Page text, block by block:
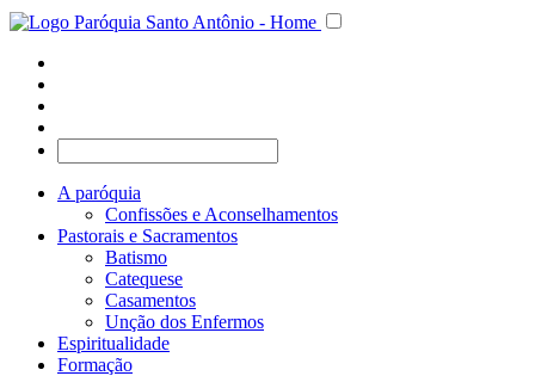
A paróquia
Confissões e Aconselhamentos
Pastorais e Sacramentos
Batismo
Catequese
Casamentos
Unção dos Enfermos
Espiritualidade
Formação